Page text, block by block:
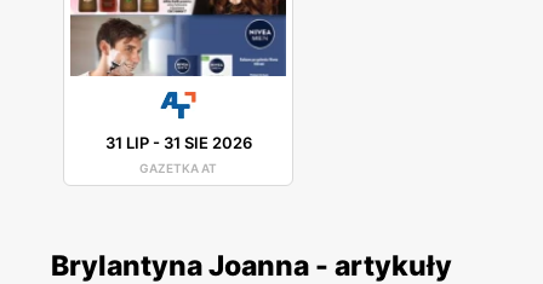
31 LIP- 31 SIE 2026
GAZETKA AT
Brylantyna Joanna - artykuły